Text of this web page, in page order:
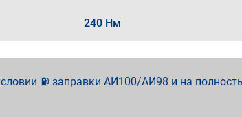
240 Нм
⛽ заправки АИ100/АИ98 и на